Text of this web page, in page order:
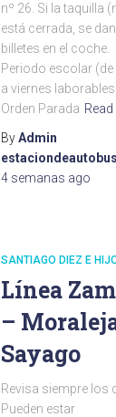
nº 26. Si la taquilla
está cerrada, se
billetes en el coche.
Periodo escolar (de
a viernes
Orden Parada Read
ByAdmin
4 semanas ago
SANTIAGO DIEZ E
Línea
–
Sayago
Revisa siempre los
Pueden estar